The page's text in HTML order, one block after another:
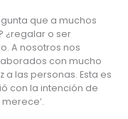
que a muchos
¿regalar o ser
A nosotros nos
con mucho
las personas. Esta es
con la intención de